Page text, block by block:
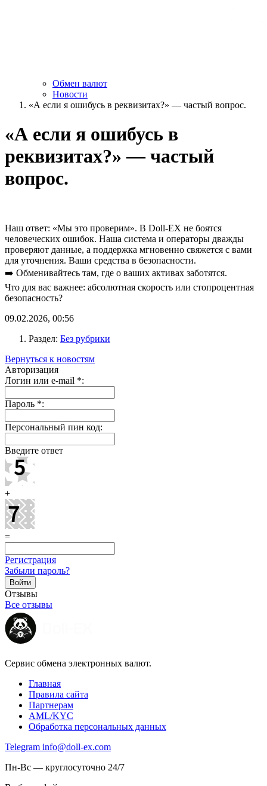
Обмен валют
Новости
«А если я ошибусь в реквизитах?» — частый вопрос.
«А если я ошибусь в
реквизитах?» — частый
вопрос.
Наш ответ: «Мы это проверим». В Doll-EX не боятся
человеческих ошибок. Наша система и операторы дважды
проверяют данные, а поддержка мгновенно свяжется с вами
для уточнения. Ваши средства в безопасности.
➡️ Обменивайтесь там, где о ваших активах заботятся.
Что для вас важнее: абсолютная скорость или стопроцентная
безопасность?
09.02.2026, 00:56
Раздел: Без рубрики
Вернуться к новостям
Авторизация
Логин или e-mail *:
Пароль *:
Персональный пин код:
Введите ответ
+
=
Регистрация
Забыли пароль?
Отзывы
Все отзывы
Сервис обмена электронных валют.
Главная
Правила сайта
Партнерам
AML/KYC
Обработка персональных данных
Telegram info@doll-ex.com
Пн-Вс — круглосуточно 24/7